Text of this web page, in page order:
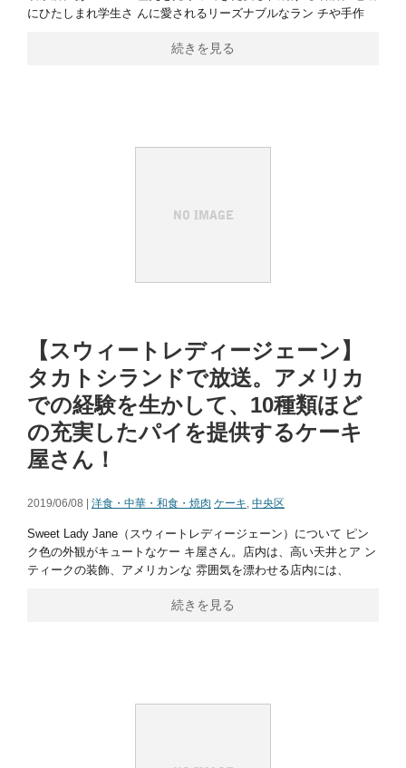
にひたしまれ学生さ んに愛されるリーズナブルなラン チや手作
続きを見る
【スウィートレディージェーン】
タカトシランドで放送。アメリカ
での経験を生かして、10種類ほど
の充実したパイを提供するケーキ
屋さん！
2019/06/08 | 洋食・中華・和食・焼肉 ケーキ, 中央区
Sweet Lady Jane（スウィートレディージェーン）について ピン
ク色の外観がキュートなケー キ屋さん。店内は、高い天井とア ン
ティークの装飾、アメリカンな 雰囲気を漂わせる店内には、
続きを見る